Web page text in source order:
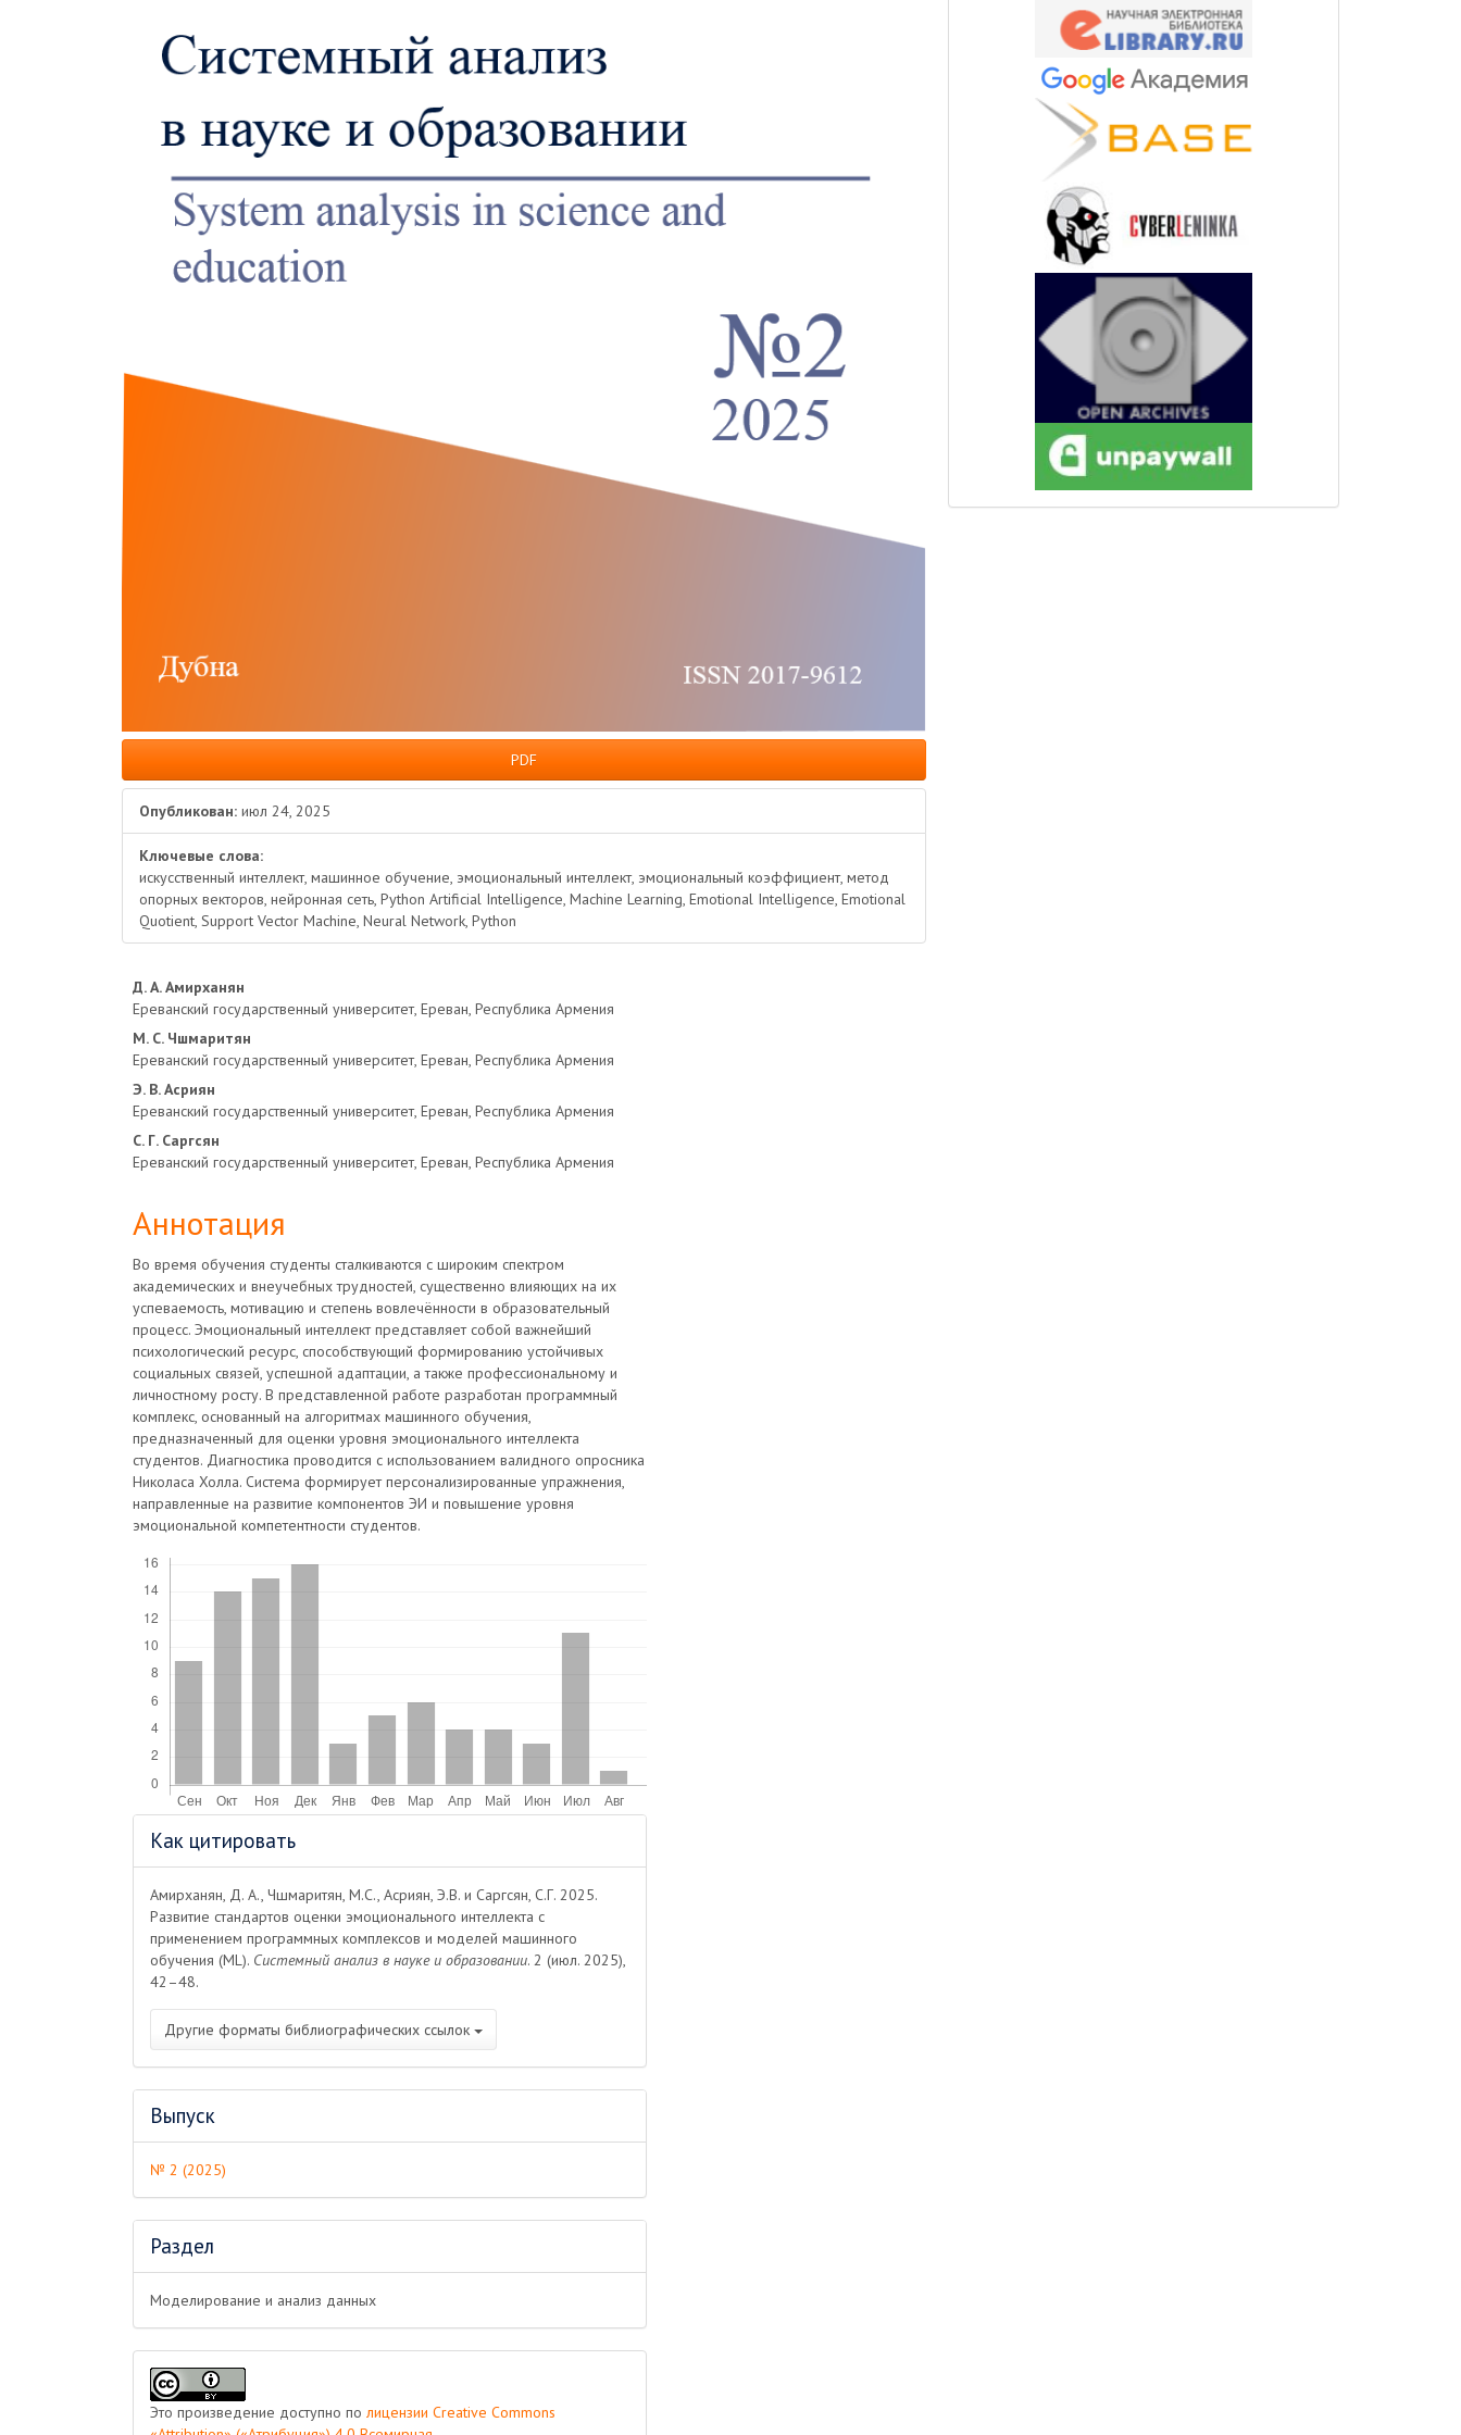
PDF
Опубликован: июл 24, 2025
Ключевые слова:
искусственный интеллект, машинное обучение, эмоциональный интеллект, эмоциональный коэффициент, метод
опорных векторов, нейронная сеть, Python Artificial Intelligence, Machine Learning, Emotional Intelligence, Emotional
Quotient, Support Vector Machine, Neural Network, Python
Основное
содержимое
статьи
Д. А. Амирханян
Ереванский государственный университет, Ереван, Республика Армения
М. С. Чшмаритян
Ереванский государственный университет, Ереван, Республика Армения
Э. В. Асриян
Ереванский государственный университет, Ереван, Республика Армения
С. Г. Саргсян
Ереванский государственный университет, Ереван, Республика Армения
Аннотация
Во время обучения студенты сталкиваются с широким спектром
академических и внеучебных трудностей, существенно влияющих на их
успеваемость, мотивацию и степень вовлечённости в образовательный
процесс. Эмоциональный интеллект представляет собой важнейший
психологический ресурс, способствующий формированию устойчивых
социальных связей, успешной адаптации, а также профессиональному и
личностному росту. В представленной работе разработан программный
комплекс, основанный на алгоритмах машинного обучения,
предназначенный для оценки уровня эмоционального интеллекта
студентов. Диагностика проводится с использованием валидного опросника
Николаса Холла. Система формирует персонализированные упражнения,
направленные на развитие компонентов ЭИ и повышение уровня
эмоциональной компетентности студентов.
Информация
о статье
Как цитировать
Амирханян, Д. А., Чшмаритян, М.С., Асриян, Э.В. и Саргсян, С.Г. 2025.
Развитие стандартов оценки эмоционального интеллекта с
применением программных комплексов и моделей машинного
обучения (ML). Системный анализ в науке и образовании. 2 (июл. 2025),
42–48.
Другие форматы библиографических ссылок
Выпуск
№ 2 (2025)
Раздел
Моделирование и анализ данных
Это произведение доступно по лицензии Creative Commons